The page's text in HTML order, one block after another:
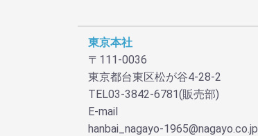
東京本社
〒111-0036
東京都台東区松が谷4-28-2
TEL03-3842-6781(販売部)
E-mail
hanbai_nagayo-1965@nagayo.co.jp